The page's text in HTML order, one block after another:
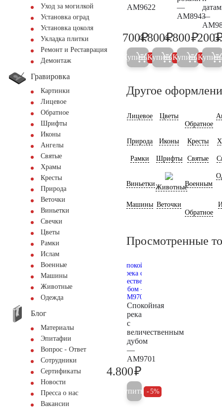
Уход за могилкой
Установка оград
Установка цоколя
Укладка плитки
Ремонт и Реставрация
Демонтаж
Гравировка
Картинки
Лицевое
Обратное
Шрифты
Иконы
Ангелы
Святые
Храмы
Кресты
Природа
Веточки
Виньетки
Свечки
Цветы
Рамки
Ислам
Военные
Машины
Животные
Одежда
Блог
Материалы
Эпитафии
Вопрос - Ответ
Сотрудники
Сертификаты
Новости
Пресса о нас
Вакансии
AM9622
700
700₽
Купить 5%
5.000
4.800₽
Купить 5%
—
AM8943
5.000
4.800₽
Купить 5%
—
200
Купить
Другое
Лицевое
Цветы
Обратное
Природа Иконы Кресты
Рамки Шрифты Святые
ВиньеткиЖивотныеВоенным
Машины Веточки
Обратное
Просмотренные
Спокойная
река
с
величественным
дубом
—
AM9701
4.800₽
Купить 5%